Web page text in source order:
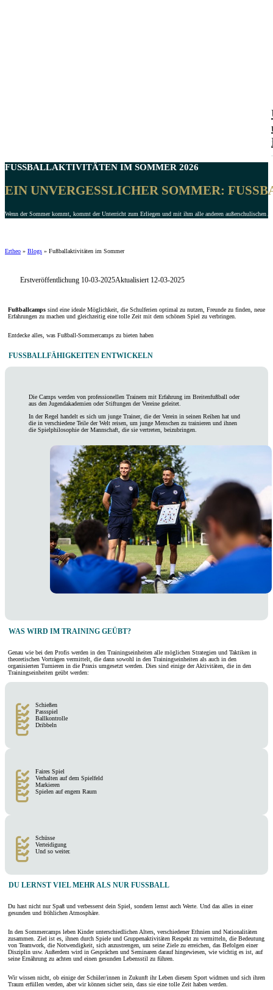
FUSSBALLAKTIVITÄTEN IM SOMMER 2026
EIN UNVERGESSLICHER SOMMER:
Wenn der Sommer kommt, kommt der Unterricht zum Erliegen und mit ihm alle anderen
Ertheo » Blogs » Fußballaktivitäten im Sommer
Erstveröffentlichung 10-03-2025Aktualisiert 12-03-2025
Fußballcamps sind eine ideale Möglichkeit, die Schulferien optimal zu nutzen, Freunde zu finden, neue
Erfahrungen zu machen und gleichzeitig eine tolle Zeit mit dem schönen Spiel zu verbringen.
Entdecke alles, was Fußball-Sommercamps zu bieten haben
FUSSBALLFÄHIGKEITEN ENTWICKELN
Die Camps werden von professionellen Trainern mit Erfahrung im Breitenfußball oder
aus den Jugendakademien oder Stiftungen der Vereine geleitet.
In der Regel handelt es sich um junge Trainer, die der Verein in seinen Reihen hat und
die in verschiedene Teile der Welt reisen, um junge Menschen zu trainieren und ihnen
die Spielphilosophie der Mannschaft, die sie vertreten, beizubringen.
WAS WIRD IM TRAININGGEÜBT?
Genau wie bei den Profis werden in den Trainingseinheiten alle möglichen Strategien und Taktiken in
theoretischen Vorträgen vermittelt, die dann sowohl in den Trainingseinheiten als auch in den
organisierten Turnieren in die Praxis umgesetzt werden. Dies sind einige der Aktivitäten, die in den
Trainingseinheiten geübt werden:
Schießen
Passspiel
Ballkontrolle
Dribbeln
Faires Spiel
Verhalten auf dem Spielfeld
Markieren
Spielen auf engem Raum
Schüsse
Verteidigung
Und so weiter.
DU LERNST VIEL MEHR ALS NUR FUSSBALL
Du hast nicht nur Spaß und verbesserst dein Spiel, sondern lernst auch Werte. Und das alles in einer
gesunden und fröhlichen Atmosphäre.
In den Sommercamps leben Kinder unterschiedlichen Alters, verschiedener Ethnien und Nationalitäten
zusammen. Ziel ist es, ihnen durch Spiele und Gruppenaktivitäten Respekt zu vermitteln, die Bedeutung
von Teamwork, die Notwendigkeit, sich anzustrengen, um seine Ziele zu erreichen, das Befolgen einer
Disziplin usw. Außerdem wird in Gesprächen und Seminaren darauf hingewiesen, wie wichtig es ist, auf
seine Ernährung zu achten und einen gesunden Lebensstil zu führen.
Wir wissen nicht, ob einige der Schüler/innen in Zukunft ihr Leben diesem Sport widmen und sich ihren
Traum erfüllen werden, aber wir können sicher sein, dass sie eine tolle Zeit haben werden.